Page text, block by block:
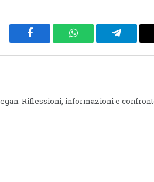
Facebook WhatsApp
Riflessioni, informazioni e